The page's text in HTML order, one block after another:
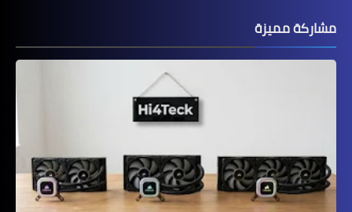
مشاركة مميزة